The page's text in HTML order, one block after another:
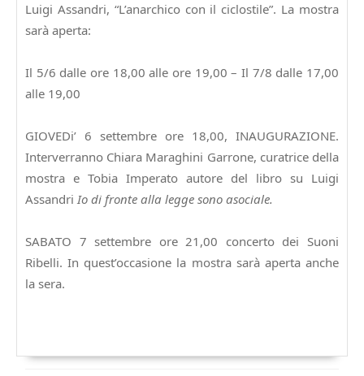
Luigi Assandri, “L’anarchico con il ciclostile”. La mostra
sarà aperta:
Il 5/6 dalle ore 18,00 alle ore 19,00 – Il 7/8 dalle 17,00
alle 19,00
GIOVEDi’ 6 settembre ore 18,00, INAUGURAZIONE.
Interverranno Chiara Maraghini Garrone, curatrice della
mostra e Tobia Imperato autore del libro su Luigi
Assandri Io di fronte alla legge sono asociale.
SABATO 7 settembre ore 21,00 concerto dei Suoni
Ribelli. In quest’occasione la mostra sarà aperta anche
la sera.
Navigazione